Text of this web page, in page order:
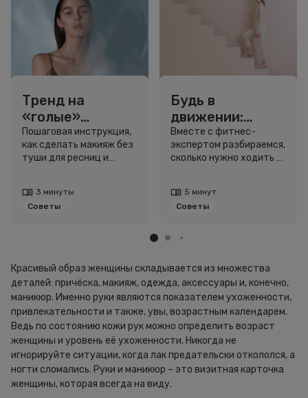
Тренд на
«голые»
ресницы: как
выглядеть
свежо, не
Пошаговая инструкция,
как сделать макияж без
туши для ресниц и
3 минуты
Советы
Будь в
движении:
сколько нужно
шагов для
красоты и
Вместе с фитнес-
экспертом разбираемся,
сколько нужно ходить и
5 минут
Советы
Красивый образ женщины складывается из множества
деталей: причёска, макияж, одежда, аксессуары и, конечно,
маникюр. Именно руки являются показателем ухоженности,
привлекательности и также, увы, возрастным календарем.
Ведь по состоянию кожи рук можно определить возраст
женщины и уровень её ухоженности. Никогда не
игнорируйте ситуации, когда лак предательски откололся, а
ногти сломались. Руки и маникюр – это визитная карточка
женщины, которая всегда на виду.